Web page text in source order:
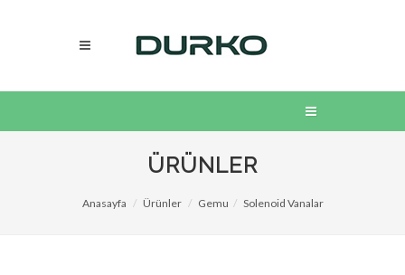
ÜRÜNLER
Anasayfa Ürünler Gemu Solenoid Vanalar